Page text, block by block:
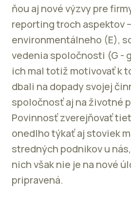
ňou aj nové výzvy pre
reporting troch aspektov –
environmentálneho (E),
vedenia spoločnosti (G -
ich mal totiž motivovať k
dbali na dopady svojej
spoločnosť aj na životné
Povinnosť zverejňovať
onedlho týkať aj stoviek
stredných podnikov u
nich však nie je na nové
pripravená.